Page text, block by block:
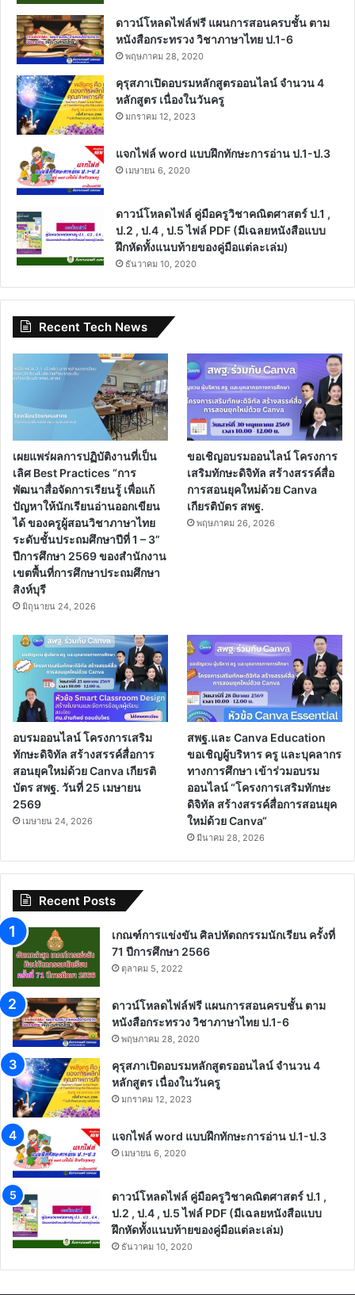
ดาวน์โหลดไฟล์ฟรี แผนการสอนครบชั้น ตาม
หนังสือกระทรวง วิชาภาษาไทย ป.1-6
พฤษภาคม 28, 2020
คุรุสภาเปิดอบรมหลักสูตรออนไลน์ จำนวน 4
หลักสูตร เนื่องในวันครู
มกราคม 12, 2023
แจกไฟล์ word แบบฝึกทักษะการอ่าน ป.1-ป.3
เมษายน 6, 2020
ดาวน์โหลดไฟล์ คู่มือครูวิชาคณิตศาสตร์ ป.1 ,
ป.2 , ป.4 , ป.5 ไฟล์ PDF (มีเฉลยหนังสือแบบ
ฝึกหัดทั้งแนบท้ายของคู่มือแต่ละเล่ม)
ธันวาคม 10, 2020
Recent Tech News
เผยแพร่ผลการปฏิบัติงานที่เป็น
เลิศ Best Practices “การ
พัฒนาสื่อจัดการเรียนรู้ เพื่อแก้
ปัญหาให้นักเรียนอ่านออกเขียน
ได้ ของครูผู้สอนวิชาภาษาไทย
ระดับชั้นประถมศึกษาปีที่ 1 – 3”
ปีการศึกษา 2569 ของสำนักงาน
เขตพื้นที่การศึกษาประถมศึกษา
สิงห์บุรี
มิถุนายน 24, 2026
ขอเชิญอบรมออนไลน์ โครงการ
เสริมทักษะดิจิทัล สร้างสรรค์สื่อ
การสอนยุคใหม่ด้วย Canva
เกียรติบัตร สพฐ.
พฤษภาคม 26, 2026
อบรมออนไลน์ โครงการเสริม
ทักษะดิจิทัล สร้างสรรค์สื่อการ
สอนยุคใหม่ด้วย Canva เกียรติ
บัตร สพฐ. วันที่ 25 เมษายน
2569
เมษายน 24, 2026
สพฐ.และ Canva Education
ขอเชิญผู้บริหาร ครู และบุคลากร
ทางการศึกษา เข้าร่วมอบรม
ออนไลน์ “โครงการเสริมทักษะ
ดิจิทัล สร้างสรรค์สื่อการสอนยุค
ใหม่ด้วย Canva“
มีนาคม 28, 2026
Recent Posts
เกณฑ์การแข่งขัน ศิลปหัตถกรรมนักเรียน ครั้งที่
71 ปีการศึกษา 2566
ตุลาคม 5, 2022
ดาวน์โหลดไฟล์ฟรี แผนการสอนครบชั้น ตาม
หนังสือกระทรวง วิชาภาษาไทย ป.1-6
พฤษภาคม 28, 2020
คุรุสภาเปิดอบรมหลักสูตรออนไลน์ จำนวน 4
หลักสูตร เนื่องในวันครู
มกราคม 12, 2023
แจกไฟล์ word แบบฝึกทักษะการอ่าน ป.1-ป.3
เมษายน 6, 2020
ดาวน์โหลดไฟล์ คู่มือครูวิชาคณิตศาสตร์ ป.1 ,
ป.2 , ป.4 , ป.5 ไฟล์ PDF (มีเฉลยหนังสือแบบ
ฝึกหัดทั้งแนบท้ายของคู่มือแต่ละเล่ม)
ธันวาคม 10, 2020